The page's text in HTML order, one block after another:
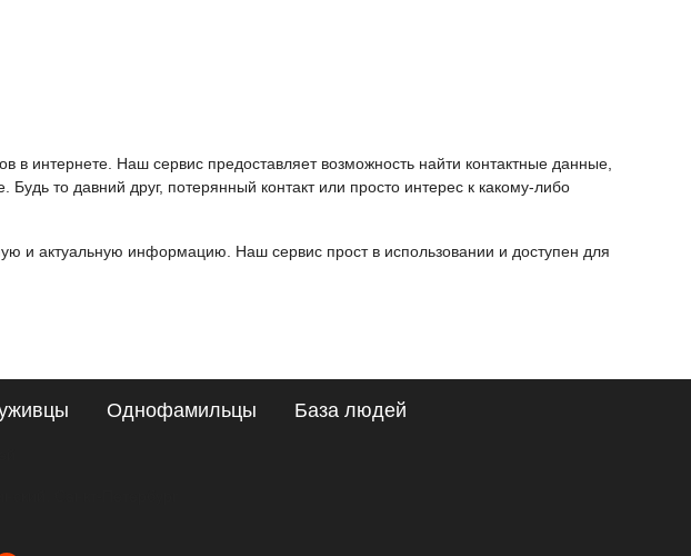
интернете. Наш сервис предоставляет возможность найти контактные данные,
то давний друг, потерянный контакт или просто интерес к какому-либо
и актуальную информацию. Наш сервис прост в использовании и доступен для
Однофамильцы База людей